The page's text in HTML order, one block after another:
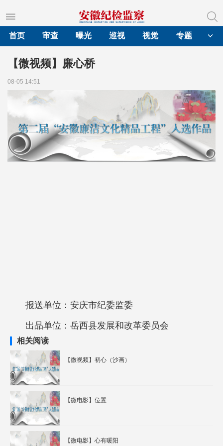
首页
审查 曝光 巡视 视觉 专题
【微视频】廉心桥
08-05 14:51
报送单位： 安庆市纪委监委
出品单位： 岳西县发展和改革委员会
相关阅读
【微视频】初心（沙画）
【微电影】位置
【微电影】心有暖阳